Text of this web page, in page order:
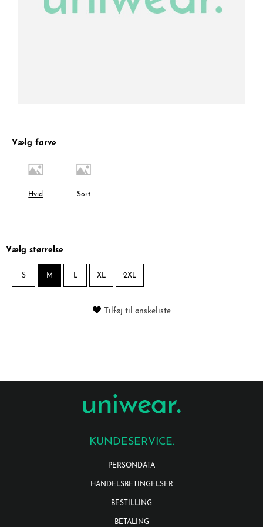
Vælg farve
Hvid Sort
Vælg størrelse
S M L XL 2XL
Tilføj til ønskeliste
KUNDESERVICE.
PERSONDATA
HANDELSBETINGELSER
BESTILLING
BETALING